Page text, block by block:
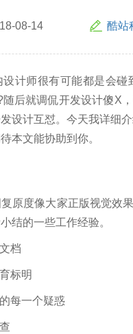
08-14 酷站
计师很有可能都是会
后就调侃开发设计傻X
设计互怼。今天我详细
本文能协助到你。
原度像大家正版视觉效
结的一些工作经验。
档
标明
每一个疑惑